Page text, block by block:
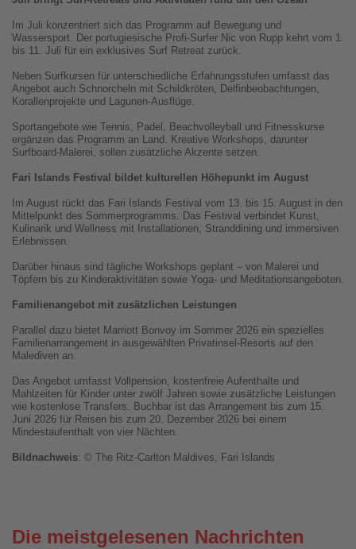
Im Juli konzentriert sich das Programm auf Bewegung und
Wassersport. Der portugiesische Profi-Surfer Nic von Rupp kehrt vom 1.
bis 11. Juli für ein exklusives Surf Retreat zurück.
Neben Surfkursen für unterschiedliche Erfahrungsstufen umfasst das
Angebot auch Schnorcheln mit Schildkröten, Delfinbeobachtungen,
Korallenprojekte und Lagunen-Ausflüge.
Sportangebote wie Tennis, Padel, Beachvolleyball und Fitnesskurse
ergänzen das Programm an Land. Kreative Workshops, darunter
Surfboard-Malerei, sollen zusätzliche Akzente setzen.
Fari Islands Festival bildet kulturellen Höhepunkt im August
Im August rückt das Fari Islands Festival vom 13. bis 15. August in den
Mittelpunkt des Sommerprogramms. Das Festival verbindet Kunst,
Kulinarik und Wellness mit Installationen, Stranddining und immersiven
Erlebnissen.
Darüber hinaus sind tägliche Workshops geplant – von Malerei und
Töpfern bis zu Kinderaktivitäten sowie Yoga- und Meditationsangeboten.
Familienangebot mit zusätzlichen Leistungen
Parallel dazu bietet Marriott Bonvoy im Sommer 2026 ein spezielles
Familienarrangement in ausgewählten Privatinsel-Resorts auf den
Malediven an.
Das Angebot umfasst Vollpension, kostenfreie Aufenthalte und
Mahlzeiten für Kinder unter zwölf Jahren sowie zusätzliche Leistungen
wie kostenlose Transfers. Buchbar ist das Arrangement bis zum 15.
Juni 2026 für Reisen bis zum 20. Dezember 2026 bei einem
Mindestaufenthalt von vier Nächten.
Bildnachweis: © The Ritz-Carlton Maldives, Fari Islands
Die meistgelesenen Nachrichten